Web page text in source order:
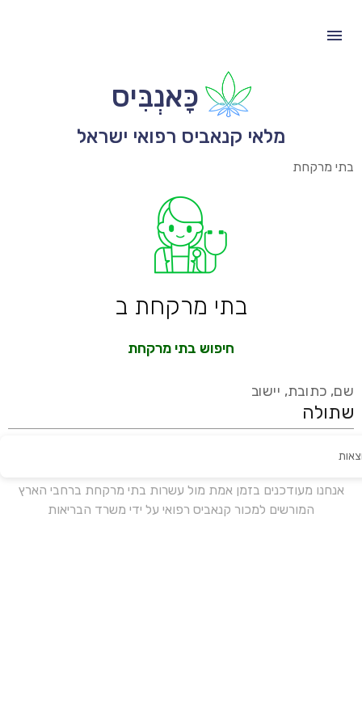
כָּאנְבִּיס
מלאי קנאביס רפואי ישראל
בתי מרקחת
בתי מרקחת ב
חיפוש בתי מרקחת
שם, כתובת, יישוב
אנחנו מעודכנים בזמן אמת מול עשרות בתי מרקחת ברחבי הארץ
המורשים למכור קנאביס רפואי על ידי משרד הבריאות